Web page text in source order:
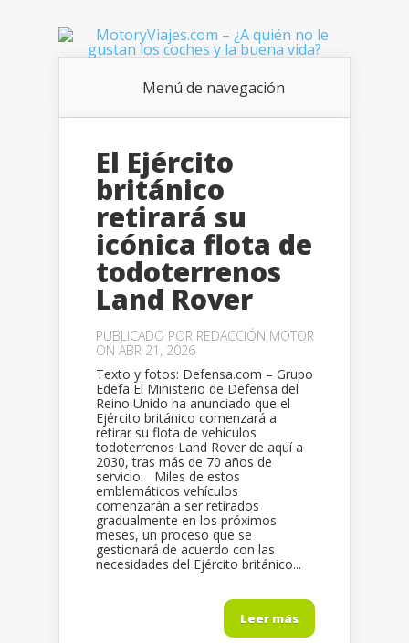
Menú de navegación
El Ejército
británico
retirará su
icónica flota de
todoterrenos
Land Rover
PUBLICADO POR REDACCIÓN MOTOR
ON ABR 21, 2026
Texto y fotos: Defensa.com – Grupo
Edefa El Ministerio de Defensa del
Reino Unido ha anunciado que el
Ejército británico comenzará a
retirar su flota de vehículos
todoterrenos Land Rover de aquí a
2030, tras más de 70 años de
servicio. Miles de estos
emblemáticos vehículos
comenzarán a ser retirados
gradualmente en los próximos
meses, un proceso que se
gestionará de acuerdo con las
necesidades del Ejército británico...
Leer más